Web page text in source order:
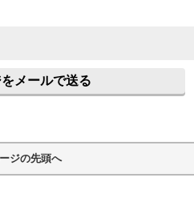
メールで送る
ジの先頭へ